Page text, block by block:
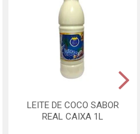
LEITE DE COCO SABOR
REAL CAIXA 1L